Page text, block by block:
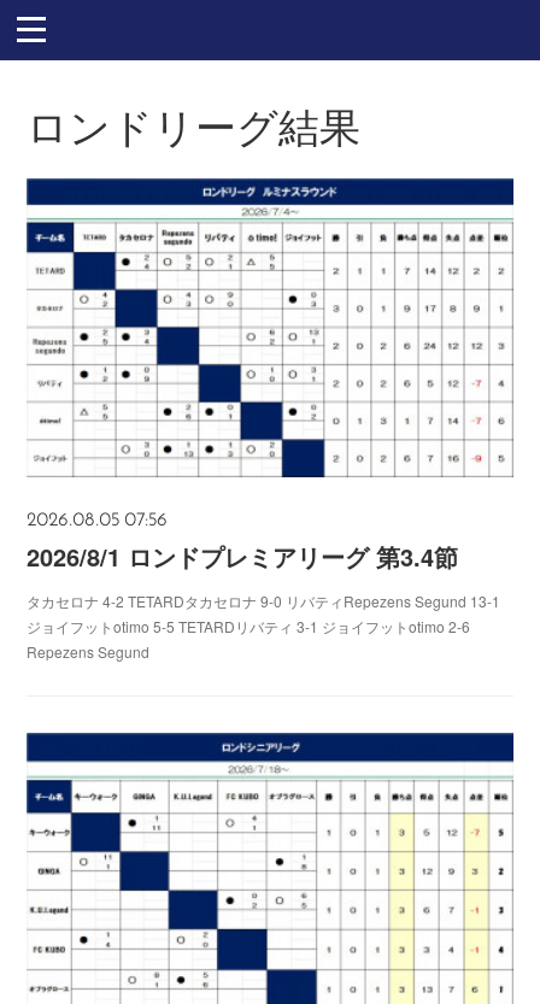
ロンドリーグ結果
2026.08.05 07:56
2026/8/1 ロンドプレミアリーグ 第3.4節
タカセロナ 4-2 TETARDタカセロナ 9-0 リバティRepezens Segund 13-1
ジョイフットotimo 5-5 TETARDリバティ 3-1 ジョイフットotimo 2-6
Repezens Segund